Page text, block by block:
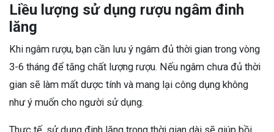
Liều lượng sử dụng rượu ngâm đinh
lăng
Khi ngâm rượu, bạn cần lưu ý ngâm đủ thời gian trong vòng
3-6 tháng để tăng chất lượng rượu. Nếu ngâm chưa đủ thời
gian sẽ làm mất dược tính và mang lại công dụng không
như ý muốn cho người sử dụng.
Thực tế, sử dụng đinh lăng trong thời gian dài sẽ giúp bồi